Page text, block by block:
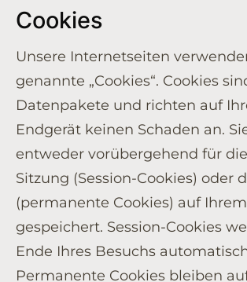
Cookies
Unsere Internetseiten
genannte „Cookies“. Cookies
Datenpakete und richten auf
Endgerät keinen Schaden an.
entweder vorübergehend für
Sitzung (Session-Cookies) oder
(permanente Cookies) auf
gespeichert. Session-Cookies
Ende Ihres Besuchs
Permanente Cookies bleiben